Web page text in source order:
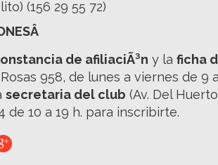
(156 29 55 72)
de afiliaciÃ³n y la ficha
958, de lunes a viernes de 9
secretaria del club (Av. Del
de 10 a 19 h. para inscribirte.